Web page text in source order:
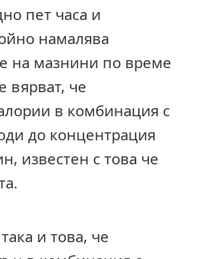
пет часа и
намалява
на мазнини по време
вярват, че
в комбинация с
до концентрация
известен с това че
и това, че